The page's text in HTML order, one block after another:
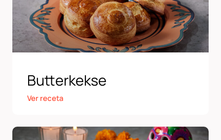
Butterkekse
Ver receta